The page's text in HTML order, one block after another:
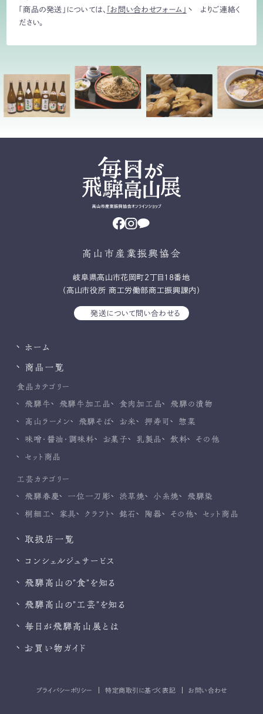
「商品の発送」については、 「お問い合わせフォーム」
よりご連絡く
ださい。
高山市産業振興協会
岐⾩県⾼⼭市花岡町2丁⽬18番地
（高山市役所 商工労働部商工振興課内）
発送について問い合わせる
ホーム
商品一覧
食品カテゴリー
飛騨牛 飛騨牛加工品 食肉加工品 飛騨の漬物
高山ラーメン 飛騨そば お米 押寿司 惣菜
味噌・醤油・調味料 お菓子 乳製品 飲料 その他
セット商品
工芸カテゴリー
飛騨春慶 一位一刀彫 渋草焼 小糸焼 飛騨染
桐細工 家具 クラフト 銘石 陶器 その他 セット商品
取扱店一覧
コンシェルジュサービス
飛騨高山の”食”を知る
飛騨高山の”工芸”を知る
毎日が飛騨高山展とは
お買い物ガイド
プライバシーポリシー 特定商取引に基づく表記 お問い合わせ